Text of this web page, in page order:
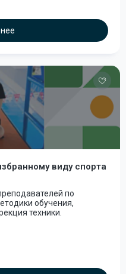
виду спорта
по
обучения,
техники.